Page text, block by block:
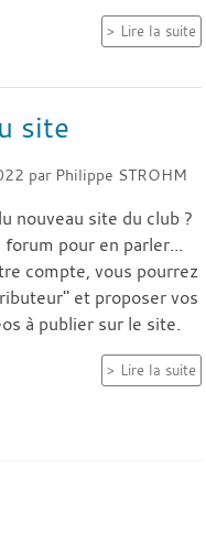
Lire la suite
site
par Philippe STROHM
nouveau site du club ?
pour en parler...
compte, vous pourrez
et proposer vos
à publier sur le site.
Lire la suite